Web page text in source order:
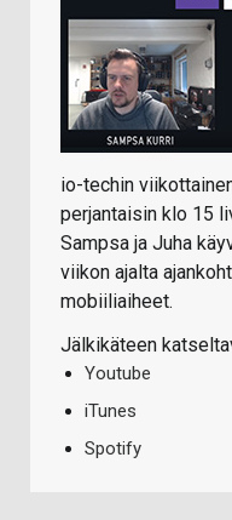
io-techin
perjantaisin klo 15
Sampsa ja Juha
viikon ajalta
mobiiliaiheet.
Jälkikäteen
Youtube
iTunes
Spotify